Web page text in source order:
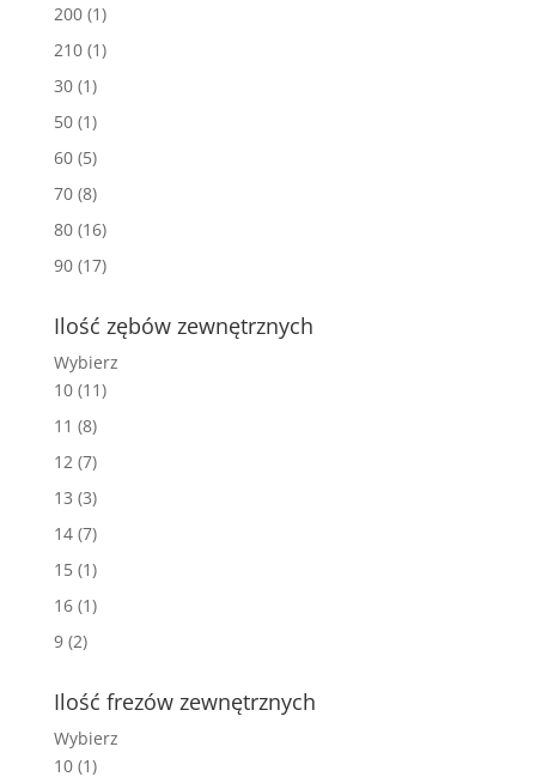
200 (1)
210 (1)
30 (1)
50 (1)
60 (5)
70 (8)
80 (16)
90 (17)
Ilość zębów zewnętrznych
Wybierz
10 (11)
11 (8)
12 (7)
13 (3)
14 (7)
15 (1)
16 (1)
9 (2)
Ilość frezów zewnętrznych
Wybierz
10 (1)